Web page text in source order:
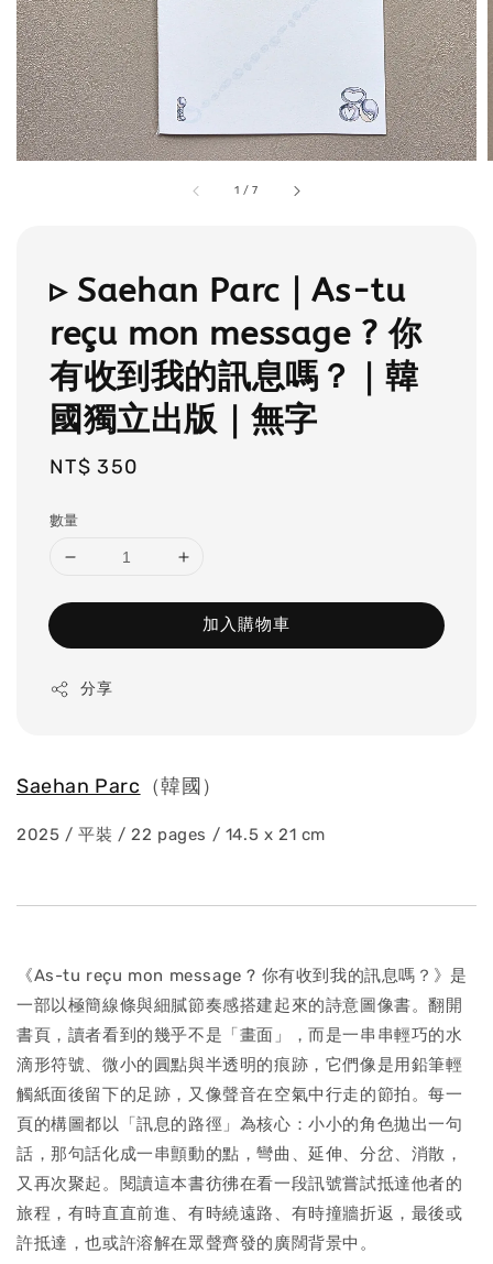
1 /7
▹ Saehan Parc｜As-tu
reçu mon message ? 你
有收到我的訊息嗎？｜韓
國獨立出版｜無字
Regular
NT$ 350
數量
加入購物車
分享
Saehan Parc （韓國）
2025 / 平裝 / 22 pages / 14.5 x 21 cm
《As-tu reçu mon message ? 你有收到我的訊息嗎？》是
一部以極簡線條與細膩節奏感搭建起來的詩意圖像書。翻開
書頁，讀者看到的幾乎不是「畫面」，而是一串串輕巧的水
滴形符號、微小的圓點與半透明的痕跡，它們像是用鉛筆輕
觸紙面後留下的足跡，又像聲音在空氣中行走的節拍。每一
頁的構圖都以「訊息的路徑」為核心：小小的角色拋出一句
話，那句話化成一串顫動的點，彎曲、延伸、分岔、消散，
又再次聚起。閱讀這本書彷彿在看一段訊號嘗試抵達他者的
旅程，有時直直前進、有時繞遠路、有時撞牆折返，最後或
許抵達，也或許溶解在眾聲齊發的廣闊背景中。